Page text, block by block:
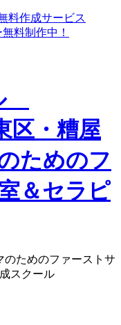
料制作中！